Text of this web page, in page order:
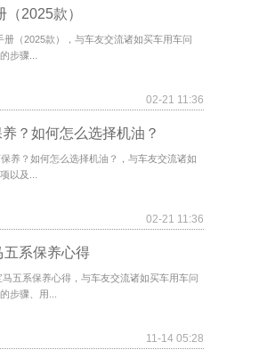
2025款）
（2025款），与车友交流诸如买车用车问
步骤...
02-21 11:36
？如何怎么选择机油？
养？如何怎么选择机油？，与车友交流诸如
以及...
02-21 11:36
五系保养心得
五系保养心得，与车友交流诸如买车用车问
步骤、用...
11-14 05:28